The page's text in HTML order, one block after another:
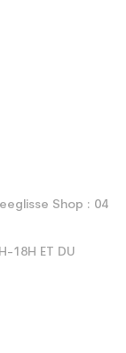
Shop : 04
18H ET DU